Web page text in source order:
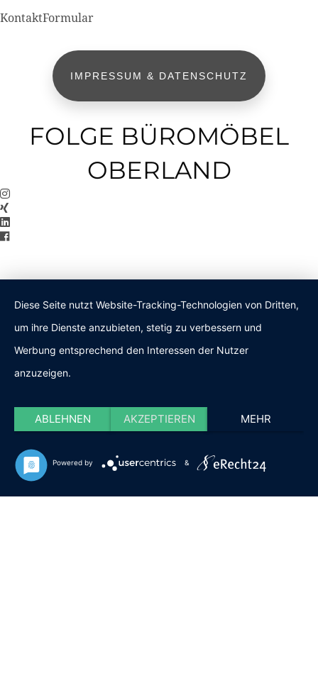
KontaktFormular
IMPRESSUM & DATENSCHUTZ
FOLGE BÜROMÖBEL
OBERLAND
Diese Seite nutzt Website-Tracking-Technologien von Dritten,
um ihre Dienste anzubieten, stetig zu verbessern und
Werbung entsprechend den Interessen der Nutzer
anzuzeigen.
ABLEHNEN AKZEPTIEREN MEHR
Powered by &